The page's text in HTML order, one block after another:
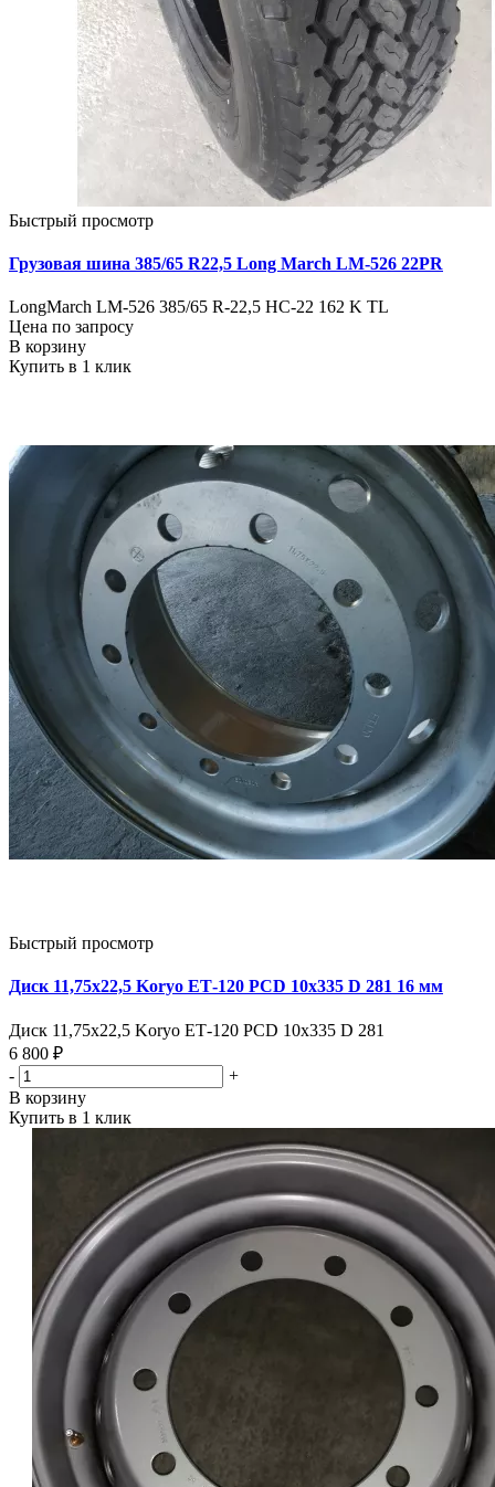
Быстрый просмотр
Грузовая шина 385/65 R22,5 Long March LM-526 22PR
LongMarch LM-526 385/65 R-22,5 HC-22 162 K TL
Цена по запросу
В корзину
Купить в 1 клик
Быстрый просмотр
Диск 11,75х22,5 Koryo ЕТ-120 PCD 10х335 D 281 16 мм
Диск 11,75х22,5 Koryo ЕТ-120 PCD 10х335 D 281
6 800 ₽
-
+
В корзину
Купить в 1 клик